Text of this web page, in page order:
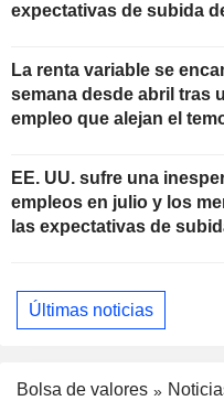
expectativas de subida
La renta variable se
semana desde abril tras
empleo que alejan el
EE. UU. sufre una
empleos en julio y los
las expectativas de
Últimas noticias
Bolsa de valores